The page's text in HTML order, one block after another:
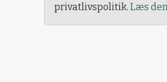
privatlivspolitik. Læs